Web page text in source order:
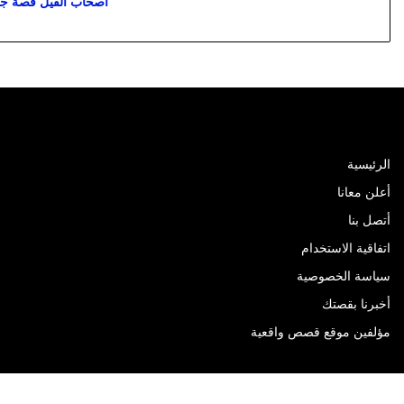
الرئيسية
أعلن معانا
أتصل بنا
اتفاقية الاستخدام
سياسة الخصوصية
أخبرنا بقصتك
مؤلفين موقع قصص واقعية